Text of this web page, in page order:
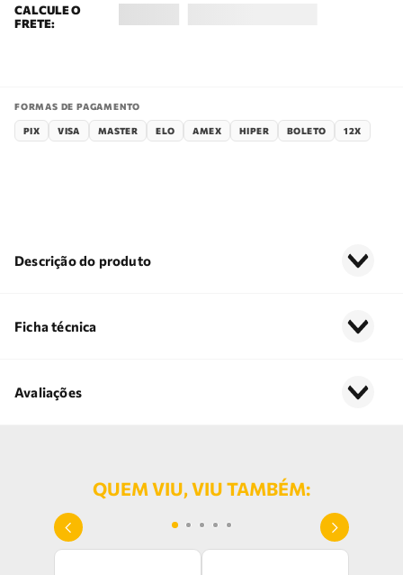
FORMAS DE PAGAMENTO
PIX VISA MASTER ELO AMEX HIPER BOLETO 12X
Descrição do produto
Ficha técnica
Avaliações
QUEM VIU, VIU TAMBÉM: